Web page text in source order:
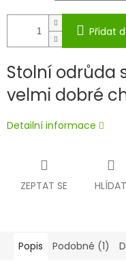
Přidat
Stolní odrůda
velmi dobré
Detailní informace
ZEPTAT SE HLÍDAT
Popis Podobné (1)